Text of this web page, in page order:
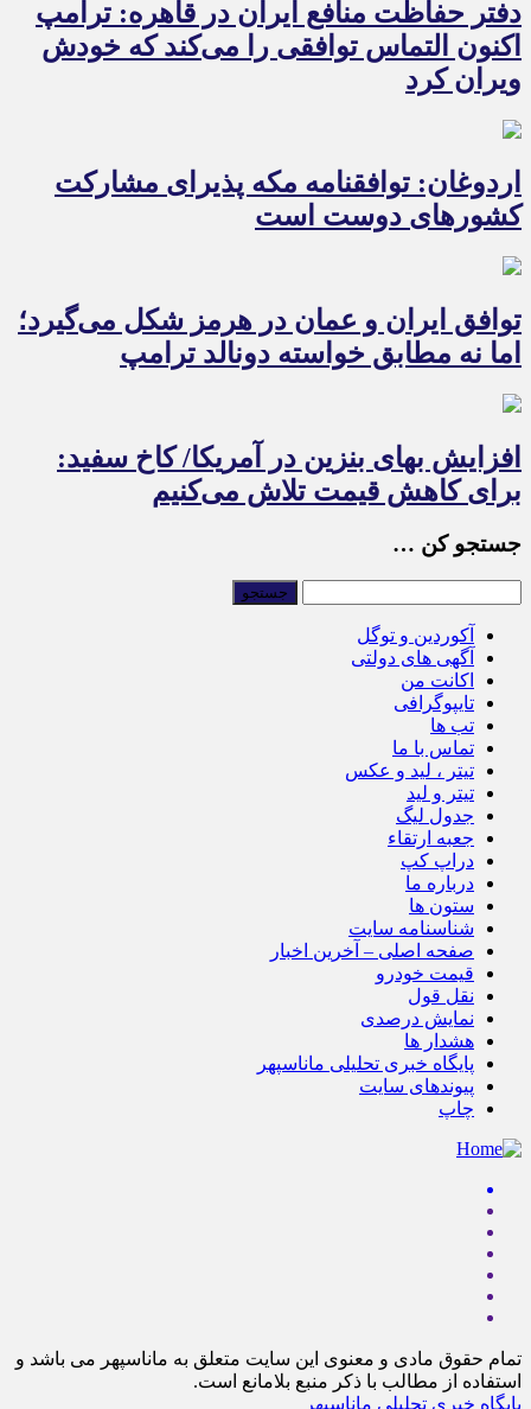
دفتر حفاظت منافع ایران در قاهره: ترامپ
اکنون التماس توافقی را می‌کند که خودش
ویران کرد
اردوغان: توافقنامه مکه پذیرای مشارکت
کشورهای دوست است
توافق ایران و عمان در هرمز شکل می‌گیرد؛
اما نه مطابق خواسته دونالد ترامپ
افزایش بهای بنزین در آمریکا/ کاخ سفید:
برای کاهش قیمت تلاش می‌کنیم
جستجو کن …
آکوردین و توگل
آگهی های دولتی
اکانت من
تایپوگرافی
تب ها
تماس با ما
تیتر ، لید و عکس
تیتر و لید
جدول لیگ
جعبه ارتقاء
دراپ کپ
درباره ما
ستون ها
شناسنامه سایت
صفحه اصلی – آخرین اخبار
قیمت خودرو
نقل قول
نمایش درصدی
هشدار ها
پایگاه خبری تحلیلی ماناسپهر
پیوندهای سایت
چاپ
تمام حقوق مادی و معنوی این سایت متعلق به ماناسپهر می باشد و
استفاده از مطالب با ذکر منبع بلامانع است.
پایگاه خبری تحلیلی ماناسپهر